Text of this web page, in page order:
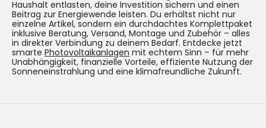
Haushalt entlasten, deine Investition sichern und einen
Beitrag zur Energiewende leisten. Du erhältst nicht nur
einzelne Artikel, sondern ein durchdachtes Komplettpaket
inklusive Beratung, Versand, Montage und Zubehör – alles
in direkter Verbindung zu deinem Bedarf. Entdecke jetzt
smarte Photovoltaikanlagen mit echtem Sinn – für mehr
Unabhängigkeit, finanzielle Vorteile, effiziente Nutzung der
Sonneneinstrahlung und eine klimafreundliche Zukunft.